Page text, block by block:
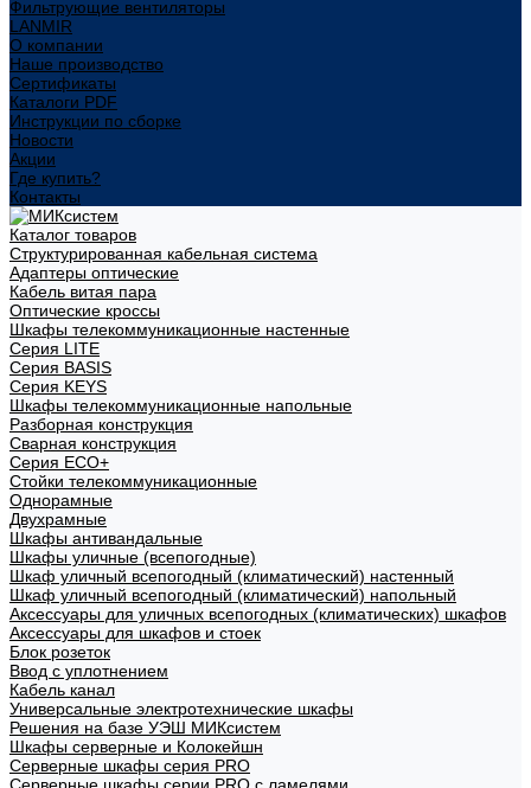
Фильтрующие вентиляторы
LANMIR
О компании
Наше производство
Сертификаты
Каталоги PDF
Инструкции по сборке
Новости
Акции
Где купить?
Контакты
Каталог товаров
Структурированная кабельная система
Адаптеры оптические
Кабель витая пара
Оптические кроссы
Шкафы телекоммуникационные настенные
Cерия LITE
Cерия BASIS
Cерия KEYS
Шкафы телекоммуникационные напольные
Разборная конструкция
Сварная конструкция
Серия ECO+
Стойки телекоммуникационные
Однорамные
Двухрамные
Шкафы антивандальные
Шкафы уличные (всепогодные)
Шкаф уличный всепогодный (климатический) настенный
Шкаф уличный всепогодный (климатический) напольный
Аксессуары для уличных всепогодных (климатических) шкафов
Аксессуары для шкафов и стоек
Блок розеток
Ввод с уплотнением
Кабель канал
Универсальные электротехнические шкафы
Решения на базе УЭШ МИКсистем
Шкафы серверные и Колокейшн
Серверные шкафы серия PRO